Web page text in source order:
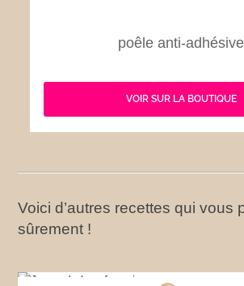
poêle anti-adhésive
VOIR SUR LA BOUTIQUE
Voici d’autres recettes qui vous
sûrement !